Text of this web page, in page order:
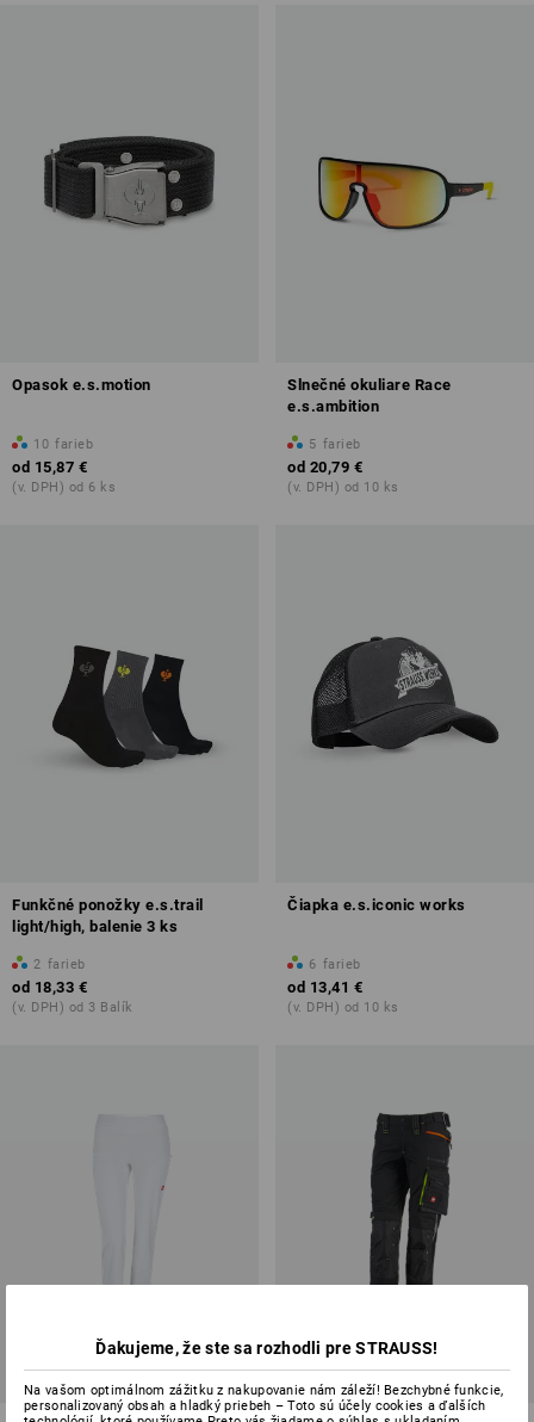
Opasok e.s.motion
10 farieb
od 15,87 €
(v. DPH) od 6 ks
Slnečné okuliare Race
e.s.ambition
5 farieb
od 20,79 €
(v. DPH) od 10 ks
Funkčné ponožky e.s.trail
light/high, balenie 3 ks
2 farieb
od 18,33 €
(v. DPH) od 3 Balík
Čiapka e.s.iconic works
6 farieb
od 13,41 €
(v. DPH) od 10 ks
Ďakujeme, že ste sa rozhodli pre STRAUSS!
Na vašom optimálnom zážitku z nakupovanie nám záleží! Bezchybné funkcie,
personalizovaný obsah a hladký priebeh – Toto sú účely cookies a ďalších